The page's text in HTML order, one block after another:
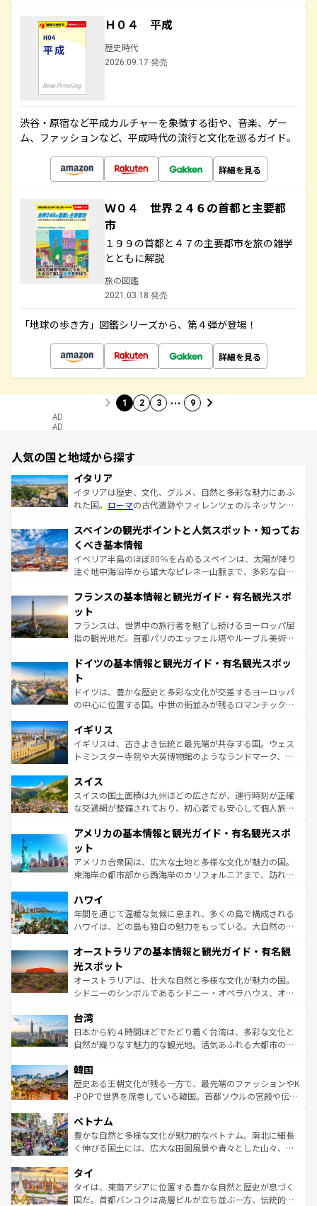
Ｈ０４ 平成
歴史時代
2026.09.17 発売
渋谷・原宿など平成カルチャーを象徴する街や、音楽、ゲー
ム、ファッションなど、平成時代の流行と文化を巡るガイド。
詳細を見る
Ｗ０４ 世界２４６の首都と主要都
市
１９９の首都と４７の主要都市を旅の雑学
とともに解説
旅の図鑑
2021.03.18 発売
「地球の歩き方」図鑑シリーズから、第４弾が登場！
詳細を見る
1 2 3 … 9
AD
AD
人気の国と地域から探す
イタリア
イタリアは歴史、文化、グルメ、自然と多彩な魅力にあふ
れた国。 ローマの古代遺跡やフィレンツェのルネッサンス
ろん、トスカーナの美しい田園風景やアマルフィ海岸の絶
景など、自然景観も見逃せない。観光の合間には、本場の
ピザやパスタなど、絶品のイタリア料理を堪能することも
できる。朝目覚めてから夜眠るまで、すべての瞬間を楽し
なお、新着のイタリア情報はコンテンツ一覧を参照してほ
しい。
スペインの観光ポイントと人気スポット・知ってお
くべき基本情報
イベリア半島のほぼ80％を占めるスペインは、太陽が降り
注ぐ地中海沿岸から雄大なピレネー山脈まで、多彩な自然
文化が根付くこの国では、情熱的なフラメンコ、熱気あふ
れる闘牛、そして美味しいタパスが生活の一部となってい
る。首都マドリードの洗練された雰囲気や、バルセロナの
アートに溢れた街角から、地方では古代ローマ遺跡や中世
せる。地方によって風土や気候が異なるスペインはその個
ンテンツ一覧 を参照してほしい。
フランスの基本情報と観光ガイド・有名観光スポ
ット
フランスは、世界中の旅行者を魅了し続けるヨーロッパ屈
指の観光地だ。首都パリのエッフェル塔やルーブル美術館
で、幅広い魅力が詰まっている。華麗な宮殿、歴史的な大
聖堂、美しいビーチ、そして豊かな自然が、訪れる者を心
から魅了する。また、フランスは美食の国としても知ら
れ、フランス料理はユネスコ無形文化遺産にも登録されて
香り高いラベンダー畑など、多彩な楽しみ方が可能だ。さ
らに、パリ以外の地域にも魅力が溢れており、どの街角に
も豊かな歴史と文化が息づいている。パリ以外の個性あふ
を参照してほしい。
ドイツの基本情報と観光ガイド・有名観光スポッ
ト
ドイツは、豊かな歴史と多彩な文化が交差するヨーロッパ
の中心に位置する国。中世の街並みが残るロマンチック街
顔を持つこの国は、どこを歩いても飽きることがない。ベ
ルリンの文化的活気、バイエルン州のアルプスの絶景、そ
してライン川沿いのワイン畑といった風景は必見。ビール
は、お酒好きな人にはぜひ体験してほしい。 なお、新着の
ドイツ情報はコンテンツ一覧を参照してほしい。
イギリス
イギリスは、古きよき伝統と最先端が共存する国。ウェス
トミンスター寺院や大英博物館のようなランドマーク、歴
リアごとに異なる魅力がある。また、優雅なアフタヌーン
ティー、ビール好きにはたまらない英国パブ、サッカー観
戦など、本場だからこそできる体験も豊富。イギリスを旅
ンツ一覧を参照してほしい。
スイス
スイスの国土面積は九州ほどの広さだが、運行時刻が正確
な交通網が整備されており、初心者でも安心して個人旅行
の建物がそのまま残る町や、スイスならではのユニークな
博物館もあり、アルプス観光だけでなく町歩きも満喫する
ことができる。国民の所得が高いため物価も高いが、旅行
者向けの交通パス提供のサービスもあり、うまく活用すれ
着のスイス情報は
アメリカの基本情報と観光ガイド・有名観光スポ
ット
アメリカ合衆国は、広大な土地と多様な文化が魅力の国。
東海岸の都市部から西海岸のカリフォルニアまで、訪れる
のような巨大都市は、観光、ショッピング、エンターテイ
ンメントが詰まった刺激的なスポットだ。一方、アメリカ
西部には大自然が広がり、グランドキャニオンやイエロー
部のニューオーリンズでは、音楽と美食が融合した独特の
文化が魅力。旅行者はアメリカの各地域で異なる魅力を楽
しみながら、その多様性と豊かな歴史を感じることができ
るだろう。車でのロードトリップや列車の旅も、アメリカ
情報は
ハワイ
年間を通じて温暖な気候に恵まれ、多くの島で構成される
ハワイは、どの島も独自の魅力をもっている。大自然の神
ワイ島は見逃せない。また、定番の観光地といえばオアフ
島だが、静かな自然を求めるならマウイ島やカウアイ島が
おすすめ。エメラルドグリーンに輝く海をはじめ、豊かな
文化や歴史が息づいている。「アロハスピリット」と呼ば
人々、おいしいローカルフードやハワイアンミュージッ
ク、伝統的なフラダンスなど、すべてがハワイの魅力を彩
っている。訪れるたびに新しい発見と感動が待っているハ
はコンテンツ一覧
オーストラリアの基本情報と観光ガイド・有名観
光スポット
オーストラリアは、壮大な自然と多様な文化が魅力の国。
シドニーのシンボルであるシドニー・オペラハウス、オー
リアリーフや大陸中央部にそびえるウルル（エアーズロッ
ク）、タスマニアの美しい原生林やケアンズの熱帯雨林な
ど、見どころがたくさん。また、カフェやワイン、オージ
いる。アクティビティも充実しており、サーフィンやダイ
ビング、ハイキングなど、アウトドア好きにはたまらな
い。オーストラリアの多彩な魅力を存分に味わいつくそ
参照してほしい。
台湾
日本から約４時間ほどでたどり着く台湾は、多彩な文化と
自然が織りなす魅力的な観光地。活気あふれる大都市の台
ン）、静ひつな山岳地帯である台湾東部など、都市の喧騒
と山間の静けさが共存しており、訪れる人に新しい発見と
驚きをもたらしてくれる。また、奥深い台湾の食文化も魅
容にもいいと評判のスイーツなど、バラエティ豊かな料理
が味わえる。 なお、新着の台湾情報は コンテンツ一覧を参
照してほしい。
韓国
歴史ある王朝文化が残る一方で、最先端のファッションやK
-POPで世界を席巻している韓国。首都ソウルの宮殿や伝統
き、地方に足を延ばせば四季折々の自然美を楽しむことが
できる。そして、キムチや焼肉、絶品のストリートフード
まで、さまざまな韓国料理が待っている。夜には、韓国な
リティに包まれながら、韓国の多彩な魅力を心ゆくまで味
わってみてほしい。 なお、新着の韓国情報はコンテンツ一
覧を参照してほしい。
ベトナム
豊かな自然と多様な文化が魅力的なベトナム。南北に細長
く伸びる国土には、広大な田園風景や青々とした山々、世
急速な発展と共に伝統が息づく。ハノイの古い町並みやホ
ーチミン市のフランス統治時代の建物も、独特の雰囲気を
醸し出している。また、バラエティの豊かさとおいしさで
タイ
タイは、東南アジアに位置する豊かな自然と歴史が息づく
国だ。首都バンコクは高層ビルが立ち並ぶ一方、伝統的な